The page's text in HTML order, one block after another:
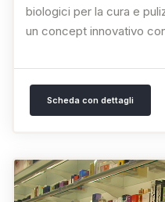
biologici per la cura e
un concept innovativo
Scheda con dettagli